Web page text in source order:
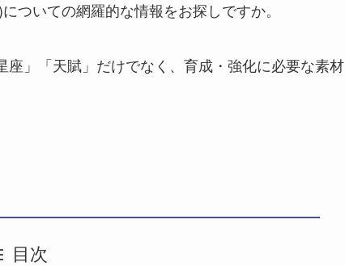
ついての網羅的な情報をお探しですか。
」「天賦」だけでなく、育成・強化に必要な素材
目次